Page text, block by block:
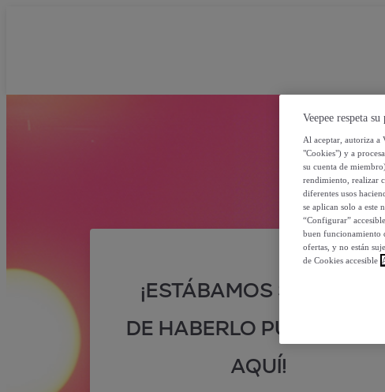
¡ESTÁBAMOS SEGUROS
DE HABERLO PUESTO POR
AQUÍ!
Veepee respeta
Al aceptar, autoriza a
"Cookies") y a
su cuenta de
rendimiento, realizar
diferentes usos
se aplican solo a este
“Configurar”
buen funcionamiento
ofertas, y no están
de Cookies accesible